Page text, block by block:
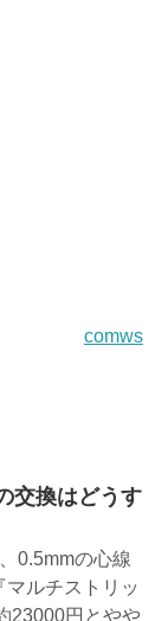
comws
交換はどうす
0.5mmの心線
ルチストリッ
23000円とやや